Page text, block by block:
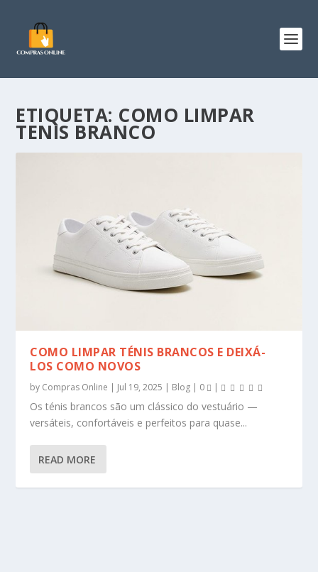
ETIQUETA: COMO LIMPAR
TENIS BRANCO
COMO LIMPAR TÉNIS BRANCOS E DEIXÁ-
LOS COMO NOVOS
by Compras Online | Jul 19, 2025 | Blog | 0 |
Os ténis brancos são um clássico do vestuário —
versáteis, confortáveis e perfeitos para quase...
READ MORE